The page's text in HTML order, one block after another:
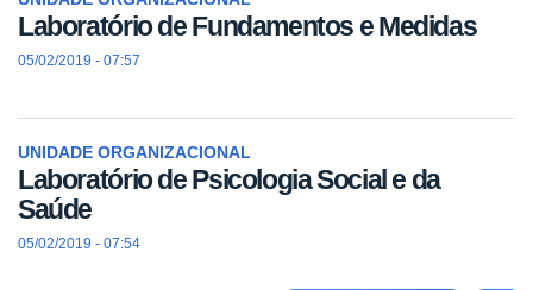
Laboratório de Fundamentos e Medidas
05/02/2019 - 07:57
UNIDADE ORGANIZACIONAL
Laboratório de Psicologia Social e da
Saúde
05/02/2019 - 07:54